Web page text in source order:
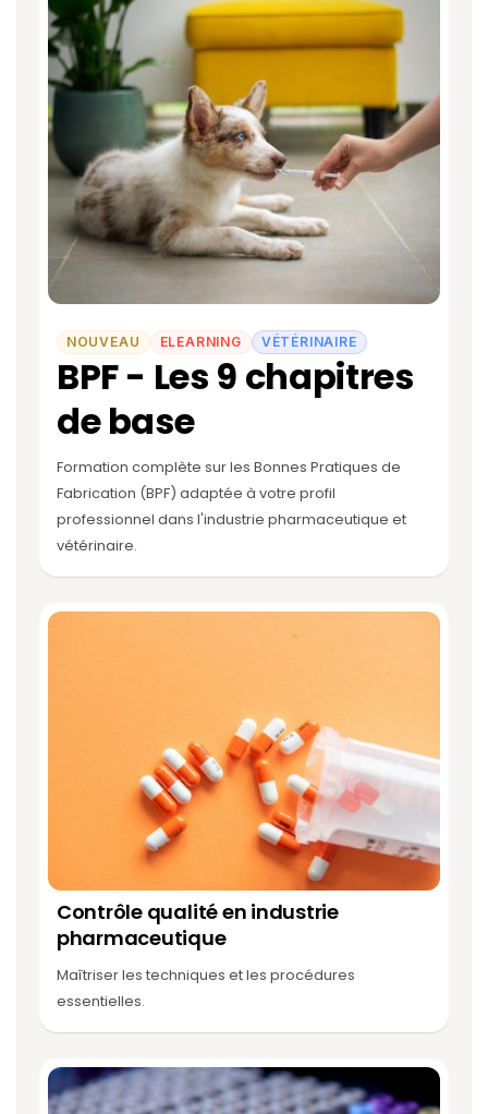
NOUVEAU ELEARNING VÉTÉRINAIRE
BPF - Les 9 chapitres
de base
Formation complète sur les Bonnes Pratiques de
Fabrication (BPF) adaptée à votre profil
professionnel dans l'industrie pharmaceutique et
vétérinaire.
Contrôle qualité en industrie
pharmaceutique
Maîtriser les techniques et les procédures
essentielles.